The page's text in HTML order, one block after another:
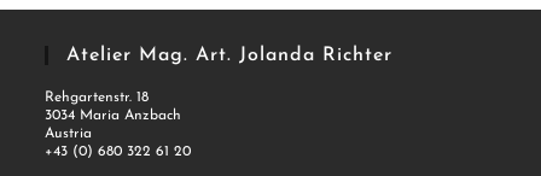
Atelier Mag. Art. Jolanda Richter
Rehgartenstr. 18
3034 Maria Anzbach
Austria
+43 (0) 680 322 61 20